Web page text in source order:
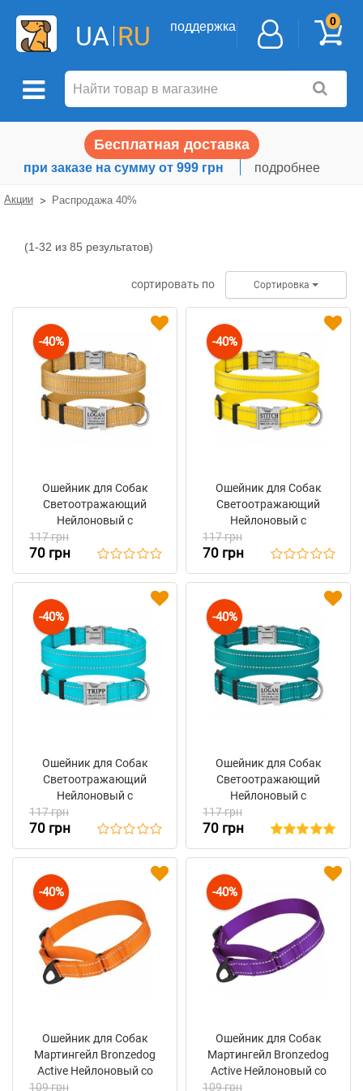
UA RU поддержка 0
Бесплатная доставка
при заказе на сумму от 999 грн подробнее
Акции Распродажа 40%
Распродажа
(1-32 из 85 результатов)
сортировать по Сортировка
-40%
Ошейник для Собак
Светоотражающий
Нейлоновый с
Металлической
Пряжкой BronzeDog
117 грн
70 грн
-40%
Ошейник для Собак
Светоотражающий
Нейлоновый с
Металлической
Пряжкой BronzeDog
117 грн
70 грн
-40%
Ошейник для Собак
Светоотражающий
Нейлоновый с
Металлической
Пряжкой BronzeDog
117 грн
70 грн
-40%
Ошейник для Собак
Светоотражающий
Нейлоновый с
Металлической
Пряжкой BronzeDog
117 грн
70 грн
-40%
Ошейник для Собак
Мартингейл Bronzedog
Active Нейлоновый со
Светоотражением
109 грн
-40%
Ошейник для Собак
Мартингейл Bronzedog
Active Нейлоновый со
Светоотражением
109 грн